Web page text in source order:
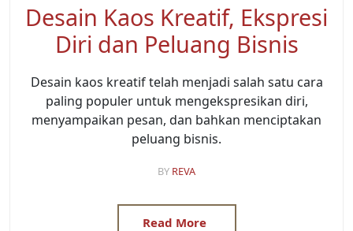
Desain Kaos Kreatif, Ekspresi
Diri dan Peluang Bisnis
Desain kaos kreatif telah menjadi salah satu cara
paling populer untuk mengekspresikan diri,
menyampaikan pesan, dan bahkan menciptakan
peluang bisnis.
BY REVA
Read More